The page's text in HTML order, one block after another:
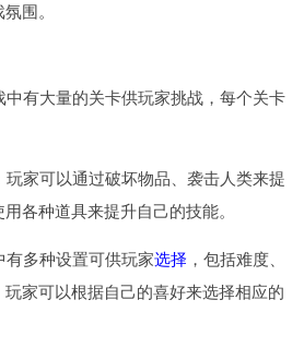
围。
中有大量的关卡供玩家挑战，每个关卡
玩家可以通过破坏物品、袭击人类来提
各种道具来提升自己的技能。
多种设置可供玩家选择 ，包括难度、
家可以根据自己的喜好来选择相应的